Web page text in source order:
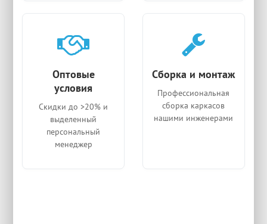
Оптовые
условия
Скидки до >20% и
выделенный
персональный
менеджер
Сборка и монтаж
Профессиональная
сборка каркасов
нашими инженерами